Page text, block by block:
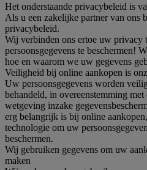
Het onderstaande privacybeleid is
Als u een zakelijke partner van ons
privacybeleid.
Wij verbinden ons ertoe uw privacy
persoonsgegevens te beschermen!
hoe en waarom we uw gegevens
Veiligheid bij online aankopen is
Uw persoonsgegevens worden
behandeld, in overeenstemming
wetgeving inzake
erg belangrijk is bij online
technologie om uw
beschermen.
Wij gebruiken gegevens om uw
maken